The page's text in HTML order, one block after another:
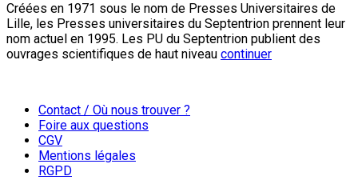
Créées en 1971 sous le nom de Presses Universitaires de
Lille, les Presses universitaires du Septentrion prennent leur
nom actuel en 1995. Les PU du Septentrion publient des
ouvrages scientifiques de haut niveau continuer
Contact / Où nous trouver ?
Foire aux questions
CGV
Mentions légales
RGPD